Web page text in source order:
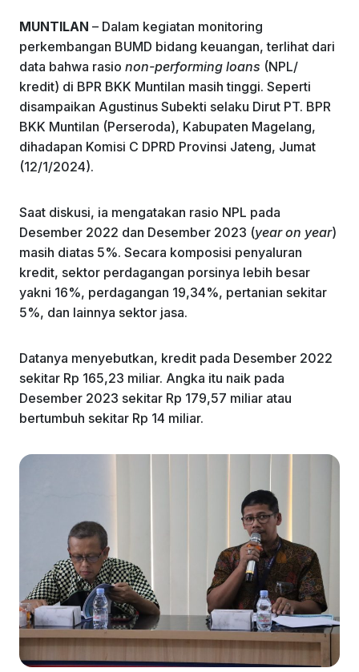
o
k
p
MUNTILAN – Dalam kegiatan monitoring
perkembangan BUMD bidang keuangan, terlihat dari
data bahwa rasio non-performing loans (NPL/
kredit) di BPR BKK Muntilan masih tinggi. Seperti
disampaikan Agustinus Subekti selaku Dirut PT. BPR
BKK Muntilan (Perseroda), Kabupaten Magelang,
dihadapan Komisi C DPRD Provinsi Jateng, Jumat
(12/1/2024).
Saat diskusi, ia mengatakan rasio NPL pada
Desember 2022 dan Desember 2023 (year on year)
masih diatas 5%. Secara komposisi penyaluran
kredit, sektor perdagangan porsinya lebih besar
yakni 16%, perdagangan 19,34%, pertanian sekitar
5%, dan lainnya sektor jasa.
Datanya menyebutkan, kredit pada Desember 2022
sekitar Rp 165,23 miliar. Angka itu naik pada
Desember 2023 sekitar Rp 179,57 miliar atau
bertumbuh sekitar Rp 14 miliar.